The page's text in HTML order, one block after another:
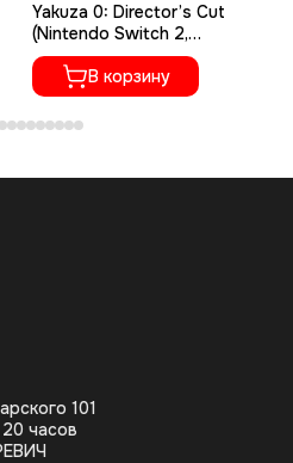
Yakuza 0: Director’s Cut
(Nintendo Switch 2,
Английская версия, Новый)
В корзину
101
часов